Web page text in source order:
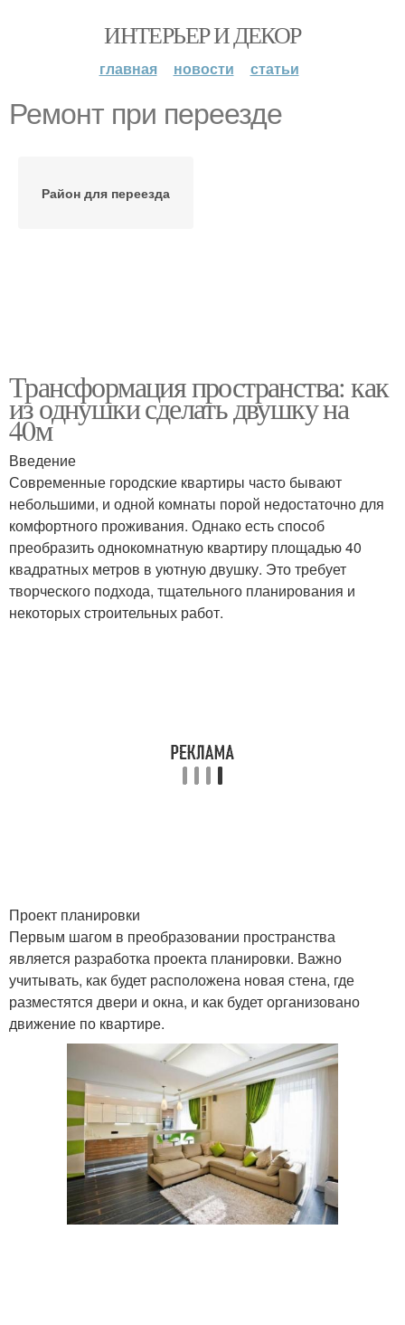
ИНТЕРЬЕР И ДЕКОР
главная новости статьи
Ремонт при переезде
Район для переезда
Трансформация пространства: как
из однушки сделать двушку на
40м
Введение
Современные городские квартиры часто бывают
небольшими, и одной комнаты порой недостаточно для
комфортного проживания. Однако есть способ
преобразить однокомнатную квартиру площадью 40
квадратных метров в уютную двушку. Это требует
творческого подхода, тщательного планирования и
некоторых строительных работ.
Проект планировки
Первым шагом в преобразовании пространства
является разработка проекта планировки. Важно
учитывать, как будет расположена новая стена, где
разместятся двери и окна, и как будет организовано
движение по квартире.